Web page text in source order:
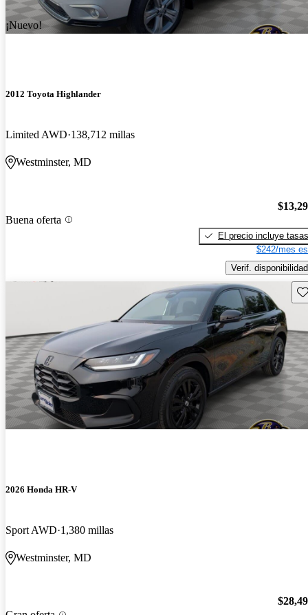
¡Nuevo!
2012 Toyota Highlander
Limited AWD 138,712 millas
Westminster, MD
Buena oferta
El precio incluye tasas
$242/mes
Verif. disponibilidad
2026 Honda HR-V
Sport AWD 1,380 millas
Westminster, MD